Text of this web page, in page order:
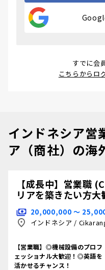
すでに会
こちらからロ
インドネシア営
ア（商社）の海
【成長中】営業職
リアを築きたい方大
20,000,000 〜
インドネシア /
【営業職】◎機械設備のプロフ
ェッショナル大歓迎！◎英語を
活かせるチャンス！